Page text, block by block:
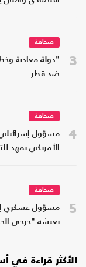
3
صحافة
"دولة معادية
ضد قطر
4
صحافة
مسؤول
الأمريكي يمهد
5
صحافة
مسؤول عسكري
يعيشه "جرحى
الأكثر قراءة في